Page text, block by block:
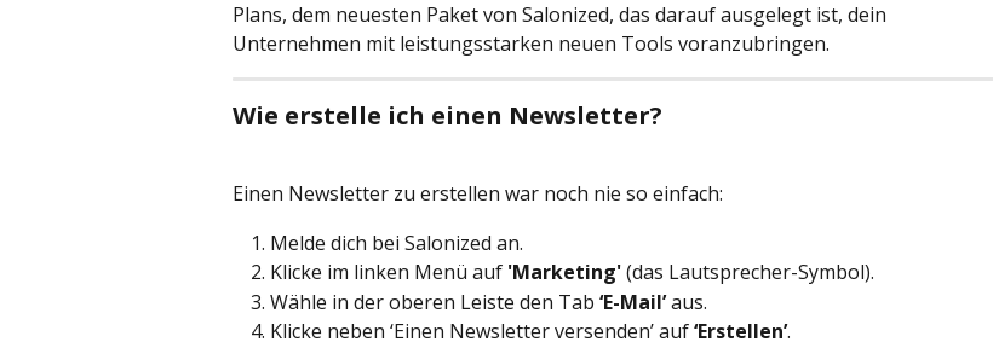
Plans, dem neuesten Paket von Salonized, das darauf ausgelegt ist, dein
Unternehmen mit leistungsstarken neuen Tools voranzubringen.
Wie erstelle ich einen Newsletter?
Einen Newsletter zu erstellen war noch nie so einfach:
Melde dich bei Salonized an.
Klicke im linken Menü auf 'Marketing' (das Lautsprecher-Symbol).
Wähle in der oberen Leiste den Tab ‘E-Mail’ aus.
Klicke neben ‘Einen Newsletter versenden’ auf ‘Erstellen’.